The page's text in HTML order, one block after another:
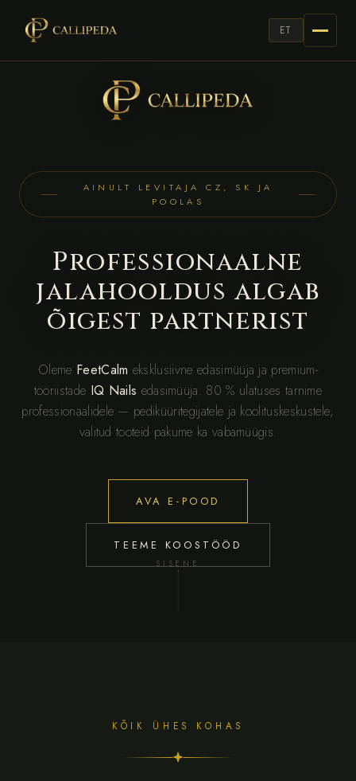
ET
AINULT LEVITAJA CZ, SK JA
POOLAS
Professionaalne
jalahooldus algab
õigest partnerist
Oleme FeetCalm eksklusiivne edasimüüja ja premium-
tööriistade IQ Nails edasimüüja. 80 % ulatuses tarnime
professionaalidele — pediküüritegijatele ja koolituskeskustele;
valitud tooteid pakume ka vabamüügis.
AVA E-POOD
TEEME KOOSTÖÖD
SISENE
KÕIK ÜHES KOHAS